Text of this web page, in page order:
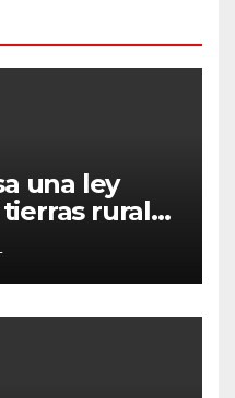
una ley
rurales
son los